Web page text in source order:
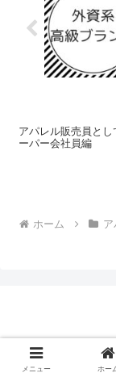
アパレル販売員と
ーパー会社員編
ホーム
メニュー ホー